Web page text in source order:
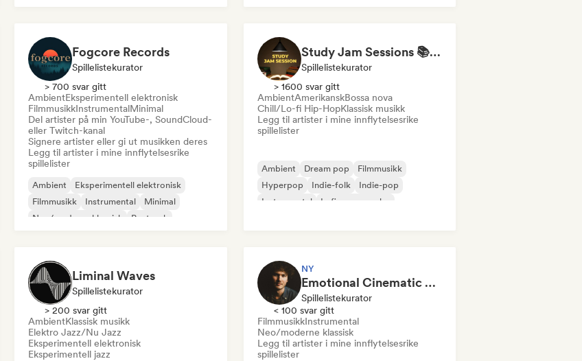
Fogcore Records
Spillelistekurator
> 700 svar gitt
AmbientEksperimentell elektronisk
FilmmusikkInstrumentalMinimal
Del artister på min YouTube-, SoundCloud-
eller Twitch-kanal
Signere artister eller gi ut musikken deres
Legg til artister i mine innflytelsesrike
spillelister
Ambient
Eksperimentell elektronisk
Filmmusikk
Instrumental
Minimal
Neo/moderne klassisk
Postrock
Study Jam Sessions 📚 Indie Folk, Dream Pop & Singer-Songwriter
Spillelistekurator
> 1600 svar gitt
AmbientAmerikanskBossa nova
Chill/Lo-fi Hip-HopKlassisk musikk
Legg til artister i mine innflytelsesrike
spillelister
Ambient Dream pop
Filmmusikk
Hyperpop
Indie-folk
Indie-pop
Instrumental
Lofi-soveværelse
Liminal Waves
Spillelistekurator
> 200 svar gitt
AmbientKlassisk musikk
Elektro Jazz/Nu Jazz
Eksperimentell elektronisk
Eksperimentell jazz
NY
Emotional Cinematic Songs for Hope by Matt Macleod
Spillelistekurator
< 100 svar gitt
FilmmusikkInstrumental
Neo/moderne klassisk
Legg til artister i mine innflytelsesrike
spillelister